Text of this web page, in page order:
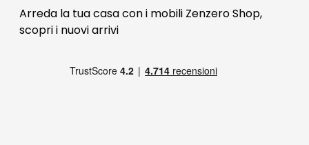
FAQ
Pagamenti
Arreda la tua casa con i mobili Zenzero Shop,
scopri i nuovi arrivi